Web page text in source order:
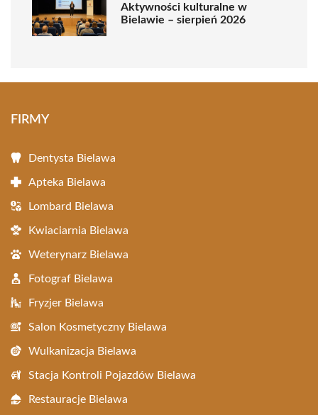
Aktywności kulturalne w
Bielawie – sierpień 2026
FIRMY
Dentysta Bielawa
Apteka Bielawa
Lombard Bielawa
Kwiaciarnia Bielawa
Weterynarz Bielawa
Fotograf Bielawa
Fryzjer Bielawa
Salon Kosmetyczny Bielawa
Wulkanizacja Bielawa
Stacja Kontroli Pojazdów Bielawa
Restauracje Bielawa